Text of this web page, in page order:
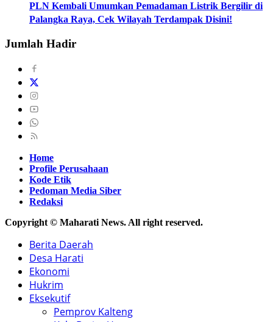
PLN Kembali Umumkan Pemadaman Listrik Bergilir di
Palangka Raya, Cek Wilayah Terdampak Disini!
Jumlah Hadir
Home
Profile Perusahaan
Kode Etik
Pedoman Media Siber
Redaksi
Copyright © Maharati News. All right reserved.
Berita Daerah
Desa Harati
Ekonomi
Hukrim
Eksekutif
Pemprov Kalteng